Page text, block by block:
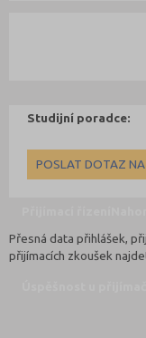
Studijní poradce:
POSLAT DOTAZ
Přesná data přihlášek,
přijímacích zkoušek